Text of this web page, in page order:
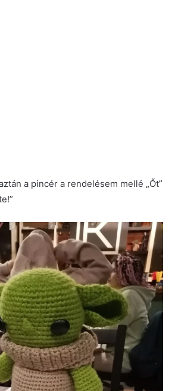
a pincér a rendelésem mellé „Őt”